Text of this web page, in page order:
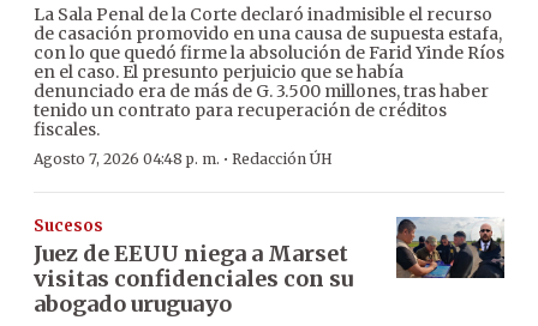
La Sala Penal de la Corte declaró inadmisible el recurso
de casación promovido en una causa de supuesta estafa,
con lo que quedó firme la absolución de Farid Yinde Ríos
en el caso. El presunto perjuicio que se había
denunciado era de más de G. 3.500 millones, tras haber
tenido un contrato para recuperación de créditos
fiscales.
Agosto 7, 2026 04:48 p. m. · Redacción ÚH
Sucesos
Juez de EEUU niega a Marset
visitas confidenciales con su
abogado uruguayo